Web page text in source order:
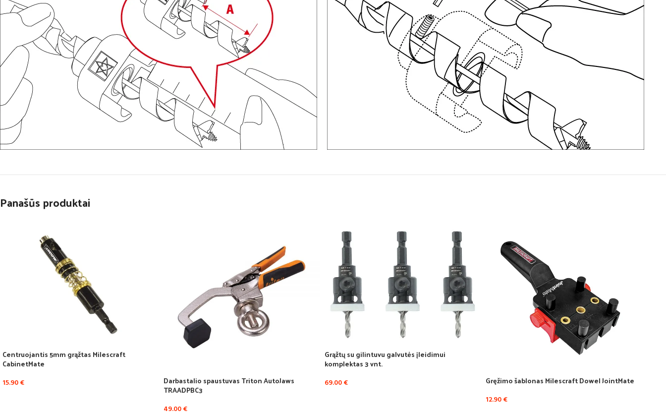
Panašūs produktai
Centruojantis 5mm grąžtas Milescraft
CabinetMate
15.90€ Darbastalio spaustuvas Triton AutoJaws
TRAADPBC3
49.00€
Grąžtų su gilintuvu galvutės įleidimui
komplektas 3 vnt.
69.00€ Gręžimo šablonas Milescraft Dowel JointMate
12.90€